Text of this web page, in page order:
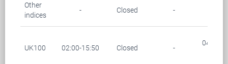
Other
indices
- Closed -
UK100 02:00-15:50 Closed -
04:00-